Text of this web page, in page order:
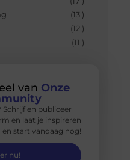
(13 )
(12 )
(11 )
van Onze
Schrijf en publiceer
en laat je inspireren
en start vandaag nog!
nu!